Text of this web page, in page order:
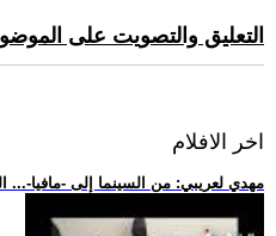
التعليق والتصويت على
اخر الافلام
.. مهدي لعريبي: من السينما إلى -مافيا-